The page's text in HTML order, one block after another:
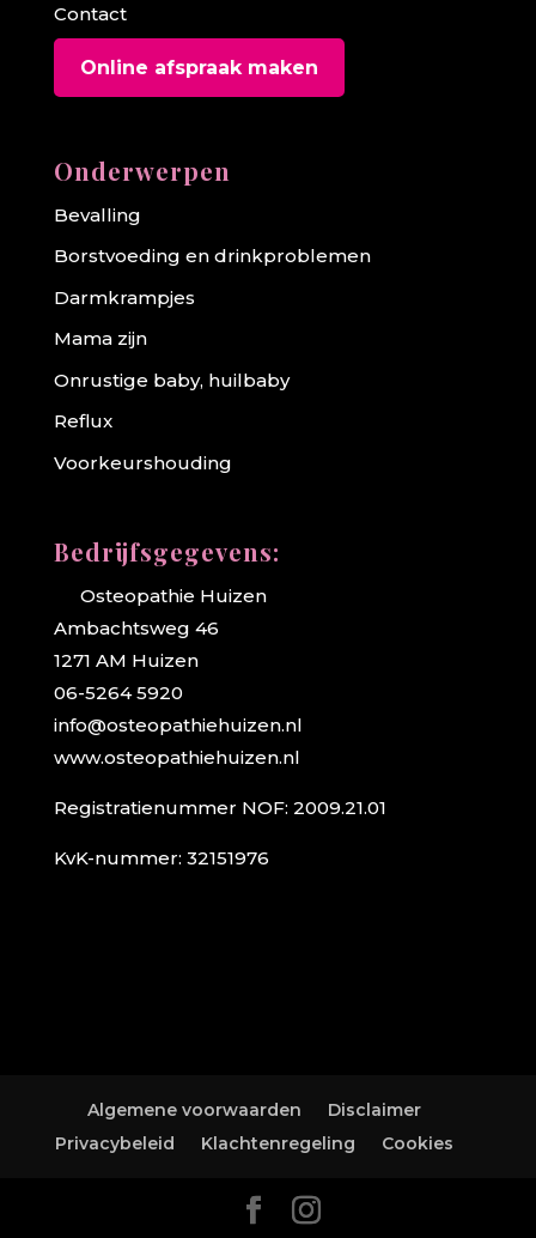
Contact
Online afspraak maken
Onderwerpen
Bevalling
Borstvoeding en drinkproblemen
Darmkrampjes
Mama zijn
Onrustige baby, huilbaby
Reflux
Voorkeurshouding
Bedrijfsgegevens:
Osteopathie Huizen
Ambachtsweg 46
1271 AM Huizen
06-5264 5920
info@osteopathiehuizen.nl
www.osteopathiehuizen.nl
Registratienummer NOF: 2009.21.01
KvK-nummer: 32151976
Algemene voorwaarden
Disclaimer
Privacybeleid
Klachtenregeling Cookies